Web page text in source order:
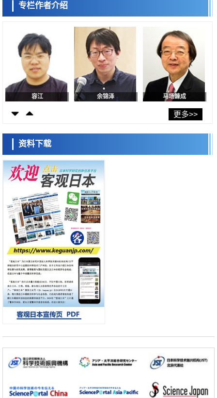
专栏作者介绍
容江 余锦泽 马场錬成
日本科学未来馆 科学交
小岩井忠道 泷川 进
更多>>
资料下载